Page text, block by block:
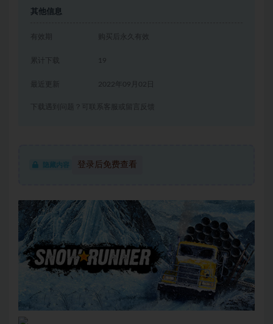
其他信息
有效期 购买后永久有效
累计下载 19
2022年09月02日
下载遇到问题？可联系客服或留言反馈
隐藏内容 登录后免费查看